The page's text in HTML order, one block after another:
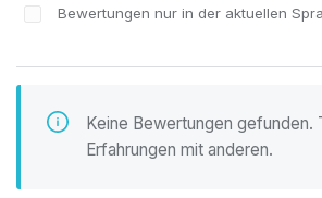
Bewertungen nur in der aktuellen
Keine Bewertungen gefunden.
Erfahrungen mit anderen.